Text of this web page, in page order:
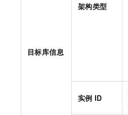
目标库信息
架构类型
实例 ID